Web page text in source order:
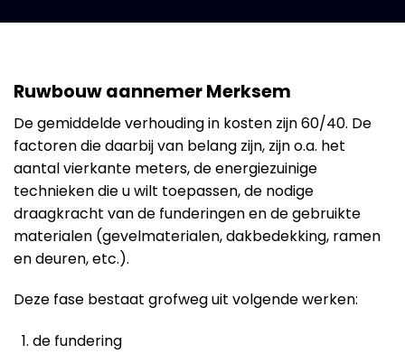
Ruwbouw aannemer Merksem
De gemiddelde verhouding in kosten zijn 60/40. De
factoren die daarbij van belang zijn, zijn o.a. het
aantal vierkante meters, de energiezuinige
technieken die u wilt toepassen, de nodige
draagkracht van de funderingen en de gebruikte
materialen (gevelmaterialen, dakbedekking, ramen
en deuren, etc.).
Deze fase bestaat grofweg uit volgende werken:
de fundering